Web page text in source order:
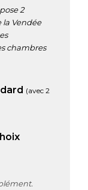
2
la Vendée
chambres
(avec 2